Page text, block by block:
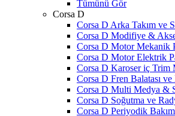
Tümünü Gör
Corsa D
Corsa D Arka Takım ve
Corsa D Modifiye &
Corsa D Motor Mekanik
Corsa D Motor Elektrik
Corsa D Karoser iç Trim
Corsa D Fren Balatası
Corsa D Multi Medya &
Corsa D Soğutma ve
Corsa D Periyodik